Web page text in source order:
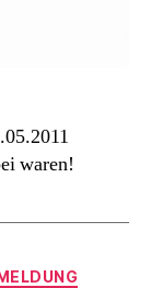
waren!